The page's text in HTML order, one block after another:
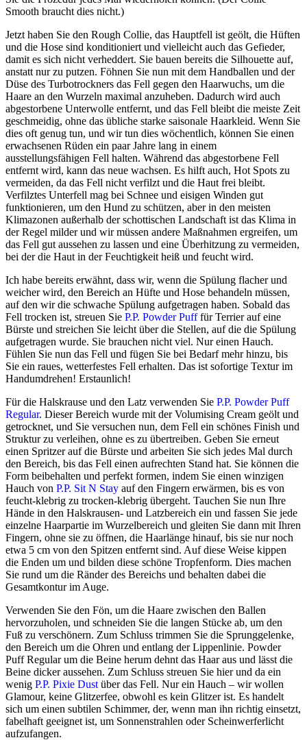
Smooth braucht dies nicht.)
Jetzt haben Sie den Rough Collie, das Hauptfell ist geölt, die Hüften
und die Hose sind konditioniert und vielleicht auch das Gefieder,
damit es sich nicht verheddert. Sie bauen bereits die Silhouette auf,
anstatt nur zu putzen. Föhnen Sie nun mit dem Handballen und der
Düse des Turbotrockners das Fell gegen den Haarwuchs, um die
Haare an den Wurzeln maximal anzuheben. Dadurch wird auch
abgestorbene Unterwolle entfernt, und das Fell bleibt die meiste Zeit
geschmeidig, ohne das übliche starke saisonale Haarkleid. Wenn Sie
dies oft genug tun, und wir tun dies wöchentlich, können Sie einen
erwachsenen Rüden ein paar Jahre lang in einem
ausstellungsfähigen Fell halten. Während das abgestorbene Fell
entfernt wird, kann das neue wachsen. Es hilft auch, Hot Spots zu
vermeiden, da das Fell nicht verfilzt und die Haut frei bleibt.
Verfilztes Unterfell mag bei Schnee und eisigen Winden gut
funktionieren, um den Hund zu schützen, aber in den meisten
Klimazonen außerhalb der schottischen Landschaft ist das Klima in
der Regel milder und wir müssen andere Maßnahmen ergreifen, um
das Fell gut aussehen zu lassen und eine Überhitzung zu vermeiden,
bei der die Haut in der Feuchtigkeit heiß und feucht wird.
Ich habe bereits erwähnt, dass wir, wenn die Spülung flacher und
weicher wird, den Bereich an Hüfte und Hose behandeln müssen,
auf den wir die schwache Spülung aufgetragen haben. Sobald das
Fell trocken ist, streuen Sie P.P. Powder Pufffür Terrier auf eine
Bürste und streichen Sie leicht über die Stellen, auf die die Spülung
aufgetragen wurde. Sie brauchen nicht viel. Nur einen Hauch.
Fühlen Sie nun das Fell und fügen Sie bei Bedarf mehr hinzu, bis
Sie ein raues, wetterfestes Fell erhalten. Das ist sofortige Textur im
Handumdrehen! Erstaunlich!
Für die Halskrause und den Latz verwenden Sie P.P. Powder Puff
Regular. Dieser Bereich wurde mit der Volumising Cream geölt und
getrocknet, und Sie versuchen nun, dem Fell ein schönes Finish und
Struktur zu verleihen, ohne es zu übertreiben. Geben Sie erneut
einen Spritzer auf die Bürste und arbeiten Sie sich jedes Mal durch
den Bereich, bis das Fell einen aufrechten Stand hat. Sie können die
Form beibehalten und perfekt formen, indem Sie einen winzigen
Hauch von P.P. Sit N Stay auf den Fingern erwärmen, bis es von
feucht-klebrig zu trocken-klebrig übergeht. Tauchen Sie nun Ihre
Hände in den Halskrausen- und Latzbereich ein und fassen Sie jede
einzelne Haarpartie im Wurzelbereich und gleiten Sie dann mit Ihren
Fingern, ohne sie zu öffnen, die Haarlänge hinauf, bis sie nur noch
etwa 5 cm von den Spitzen entfernt sind. Auf diese Weise kippen
die Enden um und bilden diese schöne Tropfenform. Dies machen
Sie rund um die Ränder des Bereichs und behalten dabei die
Gesamtkontur im Auge.
Verwenden Sie den Fön, um die Haare zwischen den Ballen
hervorzuholen, und schneiden Sie die langen Stücke ab, um den
Fuß zu verschönern. Zum Schluss trimmen Sie die Sprunggelenke,
den Bereich um die Ohren und entlang der Lippenlinie. Powder
Puff Regular um die Beine herum dehnt das Haar aus und lässt die
Beine dicker aussehen. Zum Schluss streuen Sie hier und da ein
wenig P.P. Pixie Dust über das Fell. Nur ein Hauch – wir wollen
Glamour, keine Glitzerfee, obwohl es kein Glitzer ist. Es handelt
sich um einen subtilen Schimmer, der, wenn man ihn richtig einsetzt,
fabelhaft geeignet ist, um Sonnenstrahlen oder Scheinwerferlicht
aufzufangen.